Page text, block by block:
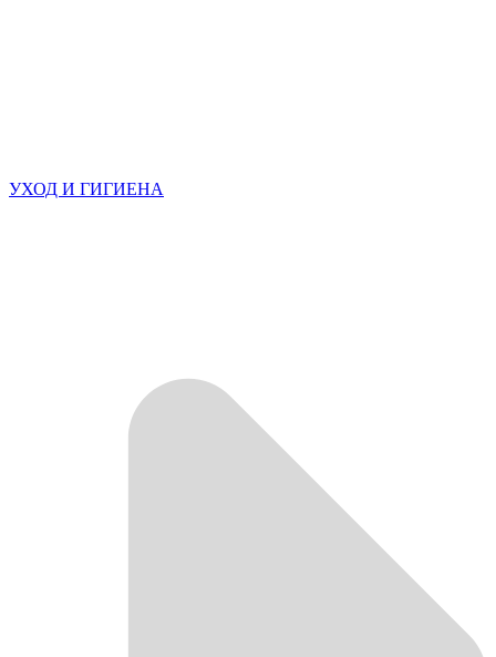
УХОД И ГИГИЕНА